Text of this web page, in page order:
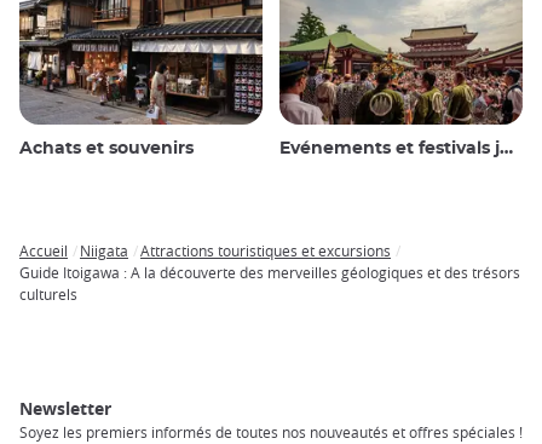
Achats et souvenirs Evénements et festivals japonais
Breadcrumb
Accueil Niigata
Attractions touristiques et excursions
Guide Itoigawa : A la découverte des merveilles géologiques et des trésors
culturels
Newsletter
Soyez les premiers informés de toutes nos nouveautés et offres spéciales !